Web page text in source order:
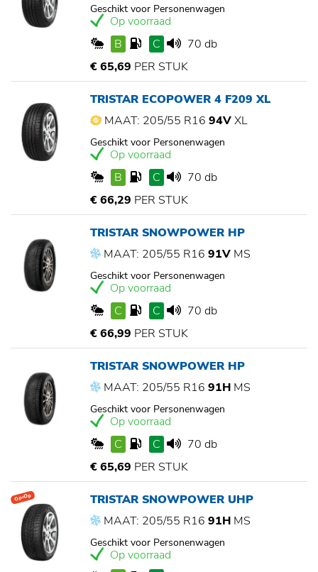
Geschikt voor Personenwagen
Op voorraad
B
C
70 db
€ 65,69 PER STUK
TRISTAR ECOPOWER 4 F209 XL
MAAT: 205/55 R16 94VXL
Geschikt voor Personenwagen
Op voorraad
B
C
70 db
€ 66,29 PER STUK
TRISTAR SNOWPOWER HP
MAAT: 205/55 R16 91V MS
Geschikt voor Personenwagen
Op voorraad
C
C
70 db
€ 66,99 PER STUK
TRISTAR SNOWPOWER HP
MAAT: 205/55 R16 91H MS
Geschikt voor Personenwagen
Op voorraad
C
C
70 db
€ 65,69 PER STUK
Op=Op
TRISTAR SNOWPOWER UHP
MAAT: 205/55 R16 91H MS
Geschikt voor Personenwagen
Op voorraad